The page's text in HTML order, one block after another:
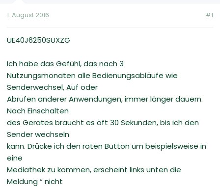
e
t
m
1. August 2016 #1
UE40J6250SUXZG
Ich habe das Gefühl, das nach 3
Nutzungsmonaten alle Bedienungsabläufe wie
Senderwechsel, Auf oder
Abrufen anderer Anwendungen, immer länger dauern.
Nach Einschalten
des Gerätes braucht es oft 30 Sekunden, bis ich den
Sender wechseln
kann. Drücke ich den roten Button um beispielsweise in
eine
Mediathek zu kommen, erscheint links unten die
Meldung “ nicht